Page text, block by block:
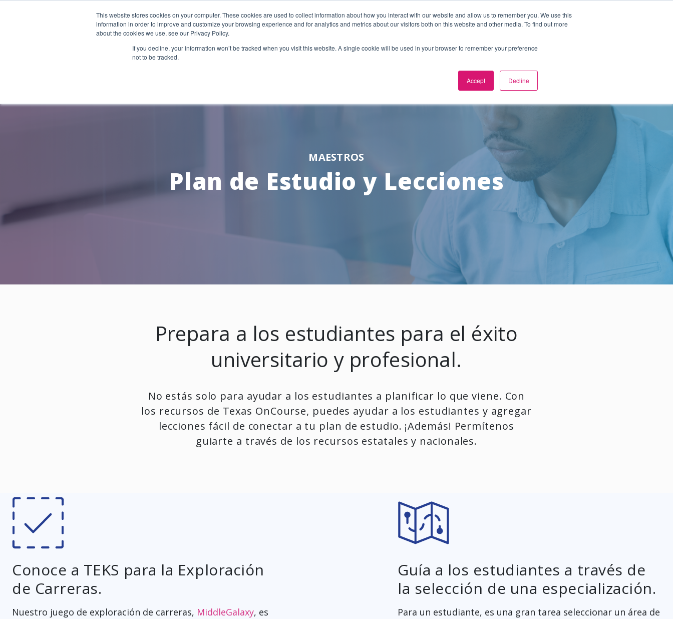
This website stores cookies on your computer. These cookies are used to collect information about how you interact with our website and allow us to remember you. We use this
information in order to improve and customize your browsing experience and for analytics and metrics about our visitors both on this website and other media. To find out more
about the cookies we use, see our Privacy Policy.
If you decline, your information won’t be tracked when you visit this website. A single cookie will be used in your browser to remember your preference
not to be tracked.
Accept Decline
Select Language▼
SaltaAlContenidoPrincipal
SOBRE TEXAS ONCOURSE EDUCADORES DISTRICT LEADERS
MAESTROS
Plan de Estudio y Lecciones
Prepara a los estudiantes para el éxito
universitario y profesional.
No estás solo para ayudar a los estudiantes a planificar lo que viene. Con
los recursos de Texas OnCourse, puedes ayudar a los estudiantes y agregar
lecciones fácil de conectar a tu plan de estudio. ¡Además! Permítenos
guiarte a través de los recursos estatales y nacionales.
Conoce a TEKS para la Exploración
de Carreras.
Nuestro juego de exploración de carreras, MiddleGalaxy, es
Guía a los estudiantes a través de
la selección de una especialización.
Para un estudiante, es una gran tarea seleccionar un área de